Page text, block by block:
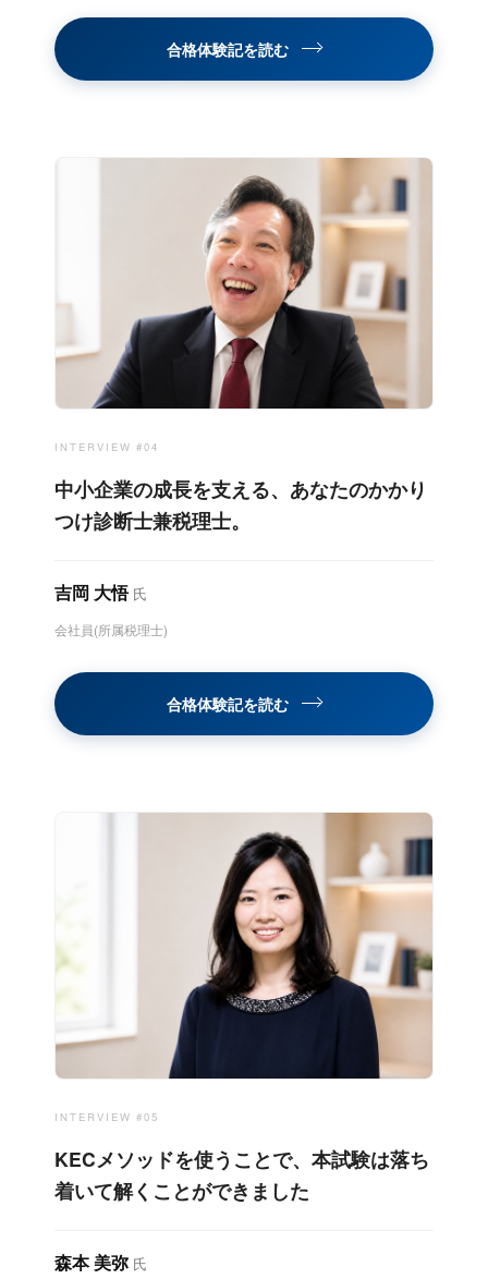
合格体験記を読む
INTERVIEW #04
中小企業の成長を支える、あなたのかかり
つけ診断士兼税理士。
吉岡 大悟 氏
会社員(所属税理士)
合格体験記を読む
INTERVIEW #05
KECメソッドを使うことで、本試験は落ち
着いて解くことができました
森本 美弥 氏